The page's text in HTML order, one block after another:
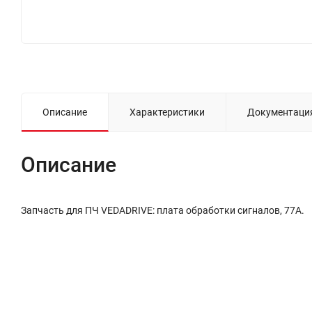
Описание Характеристики
Описание
Запчасть для ПЧ VEDADRIVE: плата обработки сигналов, 77А.